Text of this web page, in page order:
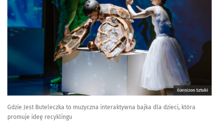
Garnizon Sztuki
Gdzie Jest Buteleczka to muzyczna interaktywna bajka dla dzieci, która
promuje ideę recyklingu